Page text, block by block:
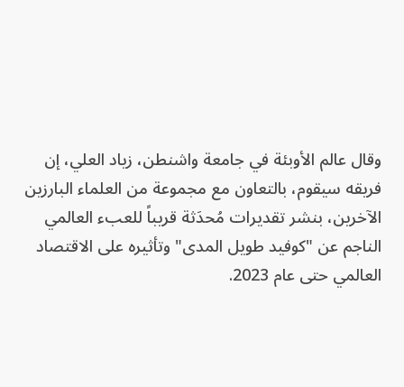
وقال عالم الأوبئة في جامعة واشنطن، زياد العلي، إن
فريقه سيقوم، بالتعاون مع مجموعة من العلماء البارزين
الآخرين، بنشر تقديرات مُحدَثة قريباً للعبء العالمي
الناجم عن "كوفيد طويل المدى" وتأثيره على الاقتصاد
العالمي حتى عام 2023.